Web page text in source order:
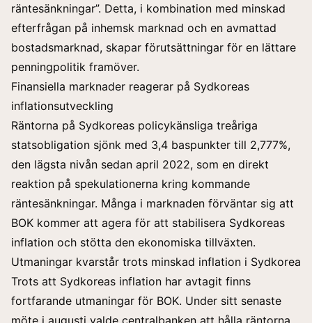
räntesänkningar”. Detta, i kombination med minskad
efterfrågan på inhemsk marknad och en avmattad
bostadsmarknad, skapar förutsättningar för en lättare
penningpolitik framöver.
Finansiella marknader reagerar på Sydkoreas
inflationsutveckling
Räntorna på Sydkoreas policykänsliga treåriga
statsobligation sjönk med 3,4 baspunkter till 2,777%,
den lägsta nivån sedan april 2022, som en direkt
reaktion på spekulationerna kring kommande
räntesänkningar. Många i marknaden förväntar sig att
BOK kommer att agera för att stabilisera Sydkoreas
inflation och stötta den ekonomiska tillväxten.
Utmaningar kvarstår trots minskad inflation i Sydkorea
Trots att Sydkoreas inflation har avtagit finns
fortfarande utmaningar för BOK. Under sitt senaste
möte i augusti valde centralbanken att hålla räntorna